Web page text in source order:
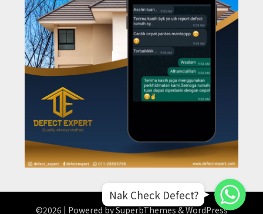
©2026 | Powered bySuperbThemes& WordPress
WhatsApp
WhatsApp
WhatsApp
Nak Check Defect?